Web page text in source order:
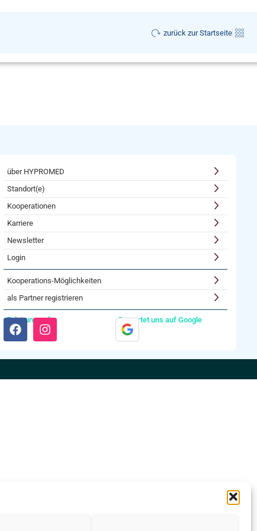
zurück zur Startseite
über HYPROMED
Standort(e)
Kooperationen
Karriere
Newsletter
Login
Kooperations-Möglichkeiten
als Partner registrieren
Folgt uns auf: Bewertet uns auf Google